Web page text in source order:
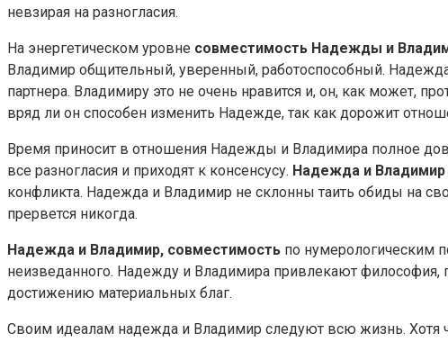
невзирая на разногласия.
На энергетическом уровне совместимость Надежды и
Владимир общительный, уверенный, работоспособный.
партнера. Владимиру это не очень нравится и, он, как может,
вряд ли он способен изменить Надежде, так как дорожит
Время приносит в отношения Надежды и Владимира полное
все разногласия и приходят к консенсусу. Надежда и Владимир
конфликта. Надежда и Владимир не склонны таить обиды на
прервется никогда.
Надежда и Владимир, совместимость по нумерологическим
неизведанного. Надежду и Владимира привлекают философия,
достижению материальных благ.
Своим идеалам надежда и Владимир следуют всю жизнь. Хотя